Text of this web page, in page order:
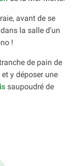
avant de se
la salle d’un
!
de pain de
et y déposer une
saupoudré de